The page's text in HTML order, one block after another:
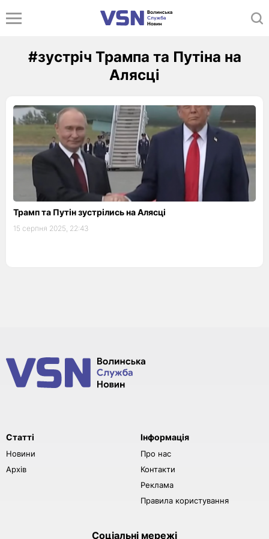
#зустріч Трампа та Путіна на
Алясці
Трамп та Путін зустрілись на Алясці
15 серпня 2025, 22:43
Статті
Новини
Архів
Інформація
Про нас
Контакти
Реклама
Правила користування
Соціальні мережі